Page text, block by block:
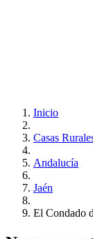
Inicio
Casas
Andalucía
Jaén
El Condado